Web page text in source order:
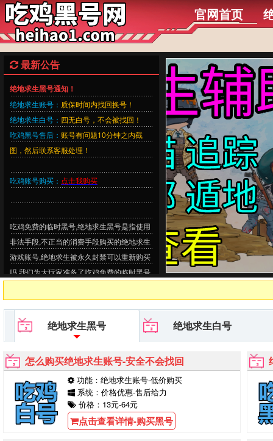
官网首页
最新公告
绝地求生黑号通知！
绝地求生账号： 质保时间内找回换号！
绝地求生白号： 四无白号，不会被找回！
吃鸡黑号售后： 账号有问题10分钟之内截
图，然后联系客服处理！
吃鸡账号购买： 点击我购买
吃鸡免费的临时黑号,绝地求生黑号是指使用
非法手段,不正当的消费手段购买的绝地求生
游戏账号,绝地求生被永久封禁可以重新购买
吗,我们为大玩家准备了吃鸡免费的临时黑号,
绝地求生黑号 绝地求生白号
怎么购买绝地求生账号-安全不会找回
功能：绝地求生账号-低价购买
系统：价格优惠-售后给力
价格：13元-64元
点击查看详情-购买黑号